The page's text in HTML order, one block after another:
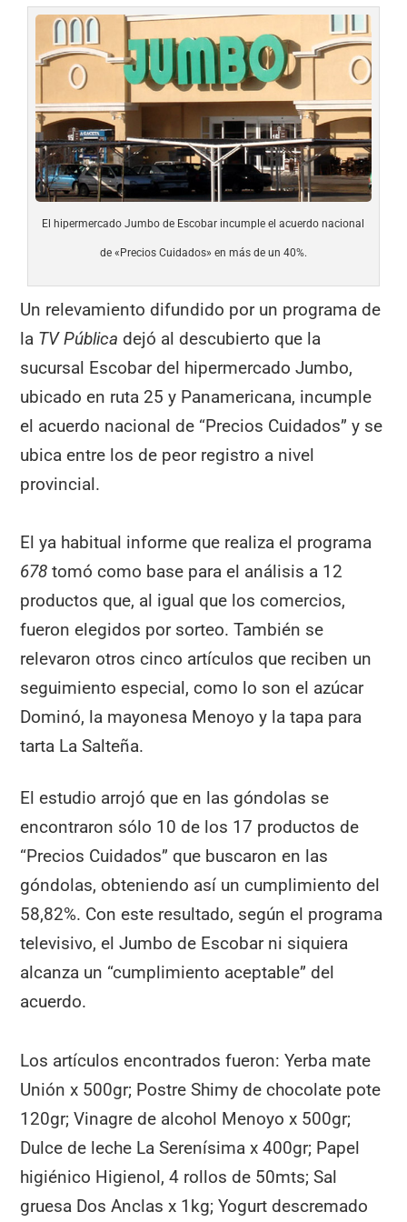
El hipermercado Jumbo de Escobar incumple el acuerdo nacional
de «Precios Cuidados» en más de un 40%.
Un relevamiento difundido por un programa de
la TV Pública dejó al descubierto que la
sucursal Escobar del hipermercado Jumbo,
ubicado en ruta 25 y Panamericana, incumple
el acuerdo nacional de “Precios Cuidados” y se
ubica entre los de peor registro a nivel
provincial.
El ya habitual informe que realiza el programa
678 tomó como base para el análisis a 12
productos que, al igual que los comercios,
fueron elegidos por sorteo. También se
relevaron otros cinco artículos que reciben un
seguimiento especial, como lo son el azúcar
Dominó, la mayonesa Menoyo y la tapa para
tarta La Salteña.
El estudio arrojó que en las góndolas se
encontraron sólo 10 de los 17 productos de
“Precios Cuidados” que buscaron en las
góndolas, obteniendo así un cumplimiento del
58,82%. Con este resultado, según el programa
televisivo, el Jumbo de Escobar ni siquiera
alcanza un “cumplimiento aceptable” del
acuerdo.
Los artículos encontrados fueron: Yerba mate
Unión x 500gr; Postre Shimy de chocolate pote
120gr; Vinagre de alcohol Menoyo x 500gr;
Dulce de leche La Serenísima x 400gr; Papel
higiénico Higienol, 4 rollos de 50mts; Sal
gruesa Dos Anclas x 1kg; Yogurt descremado